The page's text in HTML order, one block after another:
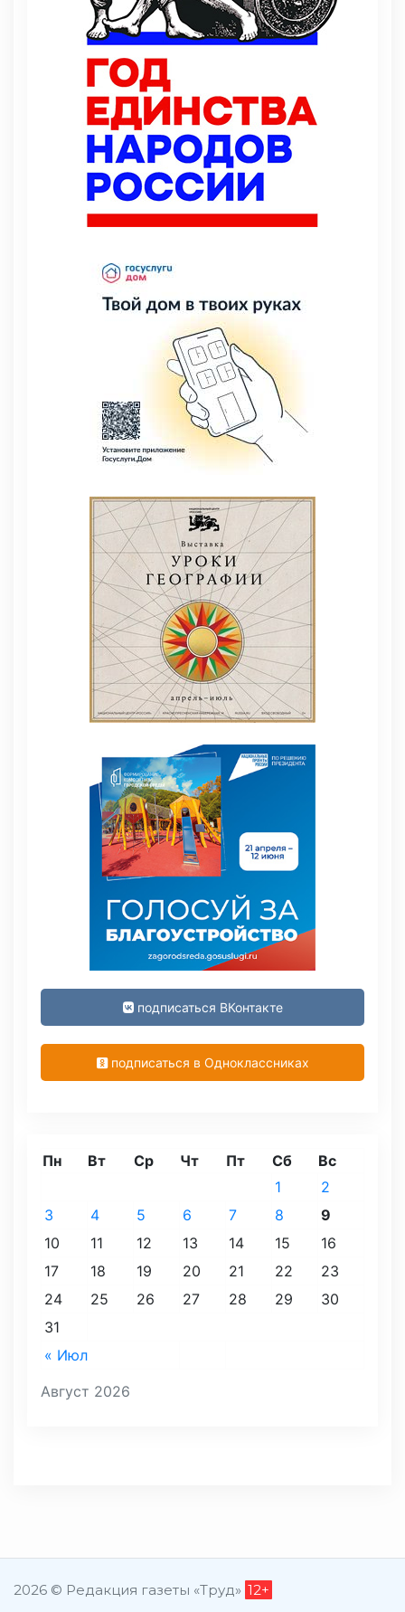
подписаться ВКонтакте
подписаться в Одноклассниках
Август 2026
Пн Вт Ср Чт Пт Сб Вс
« Июл
1
2
3
4 5 6 7 8
9
10
11 12 13 14 15
16
17
18 19 20 21 22
23
24
25 26 27 28 29
30
31
2026 © Редакция газеты «Труд» 12+